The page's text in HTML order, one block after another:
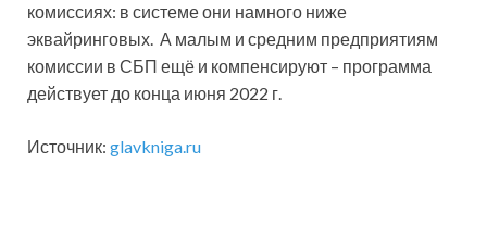
комиссиях: в системе они намного ниже
эквайринговых. А малым и средним предприятиям
комиссии в СБП ещё и компенсируют – программа
действует до конца июня 2022 г.
Источник: glavkniga.ru